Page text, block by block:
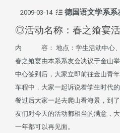
2009-03-14 德国语文学系系
◎活动名称：春之飨宴
内 容： 地点：学生活动中心、
春之飨宴由本系系友会决议于金山
中心签到后，大家立即前往金山青
车程中，大家一起诉说着学生时代
餐过后大家一起去爬山看海景，到
友们对今天的活动都相当的满意，
一年都可以再见面。